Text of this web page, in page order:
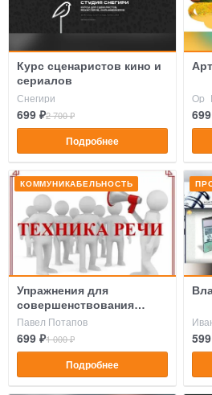
Курс сценаристов кино и
сериалов
Снегири
699 ₽2 700 ₽
Подробнее
КОММУНИКАБЕЛЬНОСТЬ
Упражнения для
совершенствования
техники речи
Павел Потапов
699 ₽1 000 ₽
Подробнее